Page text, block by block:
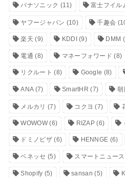
パナソニック (11) 富士フイル
ヤフージャパン (10) 千趣会
楽天 (9) KDDI (9) DMM
電通 (8) マネーフォワード (8)
リクルート (8) Google (8)
ANA(7) SmartHR (7) 朝
メルカリ (7) コクヨ (7)
WOWOW(6) RIZAP (6)
ドミノピザ(6) HENNGE (6)
ベネッセ (5) スマートニュース
Shopify (5) sansan (5)